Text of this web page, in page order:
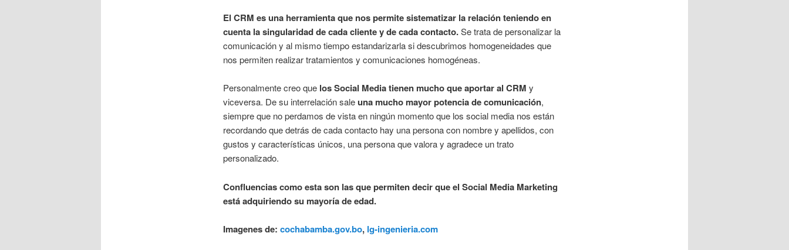
El CRM es una herramienta que nos permite sistematizar la relación teniendo en
cuenta la singularidad de cada cliente y de cada contacto.Se trata de personalizar la
comunicación y al mismo tiempo estandarizarla si descubrimos homogeneidades que
nos permiten realizar tratamientos y comunicaciones homogéneas.
Personalmente creo que los Social Media tienen mucho que aportar al CRM y
viceversa. De su interrelación saleuna mucho mayor potencia de comunicación,
siempre que no perdamos de vista en ningún momento que los social media nos están
recordando que detrás de cada contacto hay una persona con nombre y apellidos, con
gustos y características únicos, una persona que valora y agradece un trato
personalizado.
Confluencias como esta son las que permiten decir que el Social Media Marketing
está adquiriendo su mayoría de edad.
Imagenes de: cochabamba.gov.bo, lg-ingenieria.com